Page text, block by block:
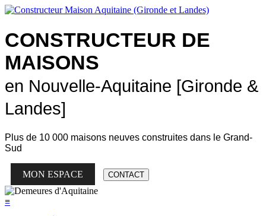
CONSTRUCTEUR DE
MAISONS
en Nouvelle-Aquitaine [Gironde &
Landes]
Plus de 10 000 maisons neuves construites dans le Grand-
Sud
MON ESPACE CONTACT
≡